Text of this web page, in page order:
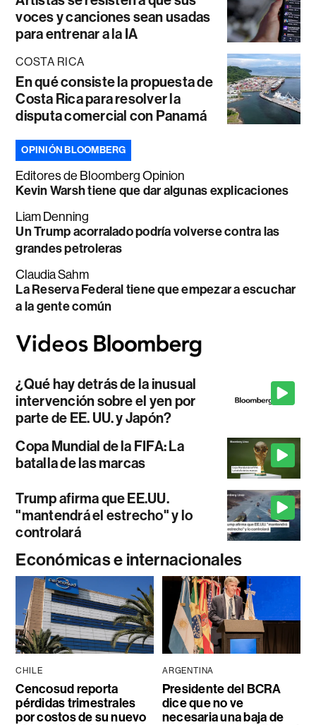
voces y canciones sean usadas
para entrenar a la IA
COSTA RICA
En qué consiste la propuesta de
Costa Rica para resolver la
disputa comercial con Panamá
OPINIÓN BLOOMBERG
Editores de Bloomberg Opinion
Kevin Warsh tiene que dar algunas explicaciones
Liam Denning
Un Trump acorralado podría volverse contra las
grandes petroleras
Claudia Sahm
La Reserva Federal tiene que empezar a escuchar
a la gente común
¿Qué hay detrás de la inusual
intervención sobre el yen por
parte de EE. UU. y Japón?
Copa Mundial de la FIFA: La
batalla de las marcas
Trump afirma que EE.UU.
"mantendrá el estrecho" y lo
controlará
Económicas e internacionales
CHILE
Cencosud reporta
pérdidas trimestrales
por costos de su nuevo
ARGENTINA
Presidente del BCRA
dice que no ve
necesaria una baja de